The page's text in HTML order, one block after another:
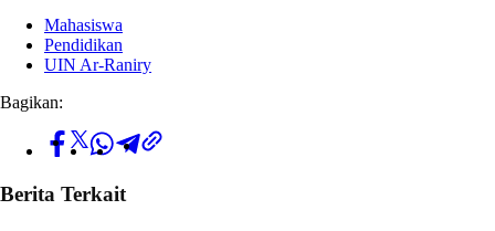
Mahasiswa
Pendidikan
UIN Ar-Raniry
Bagikan:
Berita Terkait